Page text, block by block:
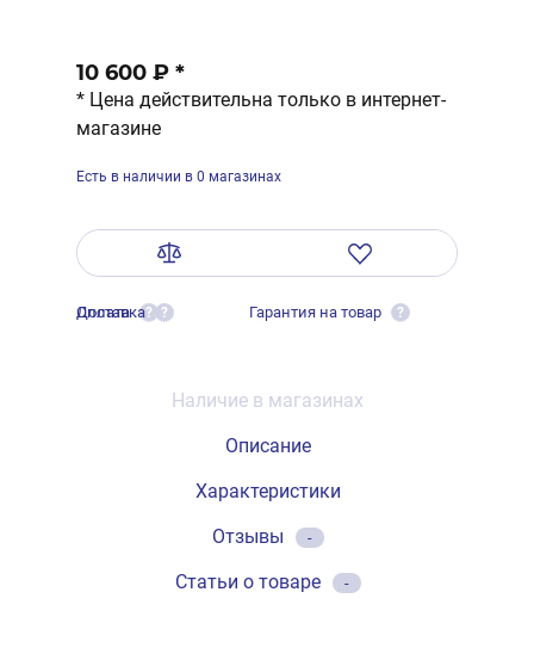
10 600 ₽ *
* Цена действительна только в интернет-
магазине
Есть в наличии в 0 магазинах
Оплата ?
Доставка ? Гарантия на товар ?
Наличие в магазинах
Описание
Характеристики
Отзывы
-
Статьи о товаре -